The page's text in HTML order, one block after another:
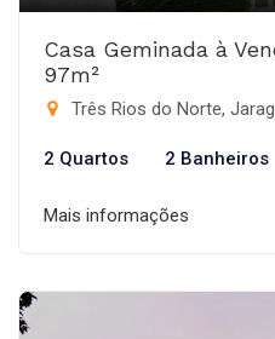
Casa Geminada à
97m²
Três Rios do Norte,
2 Quartos 2 Banheiros
Mais informações